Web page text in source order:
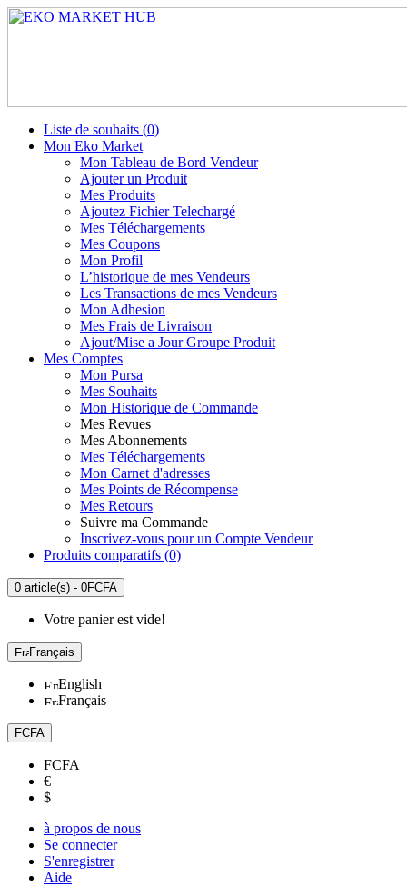
Liste de souhaits (0)
Mon Eko Market
Mon Tableau de Bord Vendeur
Ajouter un Produit
Mes Produits
Ajoutez Fichier Telechargé
Mes Téléchargements
Mes Coupons
Mon Profil
L’historique de mes Vendeurs
Les Transactions de mes Vendeurs
Mon Adhesion
Mes Frais de Livraison
Ajout/Mise a Jour Groupe Produit
Mes Comptes
Mon Pursa
Mes Souhaits
Mon Historique de Commande
Mes Revues
Mes Abonnements
Mes Téléchargements
Mon Carnet d'adresses
Mes Points de Récompense
Mes Retours
Suivre ma Commande
Inscrivez-vous pour un Compte Vendeur
Produits comparatifs (0)
0 article(s) - 0FCFA
Votre panier est vide!
Français
English
Français
FCFA
FCFA
€
$
à propos de nous
Se connecter
S'enregistrer
Aide